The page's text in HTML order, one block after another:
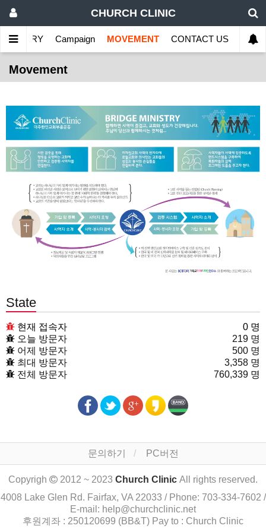
CHURCH CLINIC
MINISTRY Campaign MOVEMENT CONTACT US
Movement
State
현재 접속자
0 명
오늘 방문자
219 명
어제 방문자
500 명
최대 방문자
3,358 명
전체 방문자
760,339 명
문의하기 PC버전
Copyrigh 2012 ~ 2023 Church Clinic All rights reserved.
4008 Lake Glen Rd. Fairfax, VA 22033 / Phone: 703-334-7602 /
E-mail: help@churchclinic.net
후원계좌 : 250120699 (BB&T) Pay to : Church Clinic